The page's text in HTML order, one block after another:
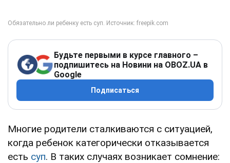
Будьте первыми в курсе главного –
подпишитесь на Новини на OBOZ.UA в
Google
Подписаться
Многие родители сталкиваются с ситуацией,
когда ребенок категорически отказывается
есть суп. В таких случаях возникает сомнение: